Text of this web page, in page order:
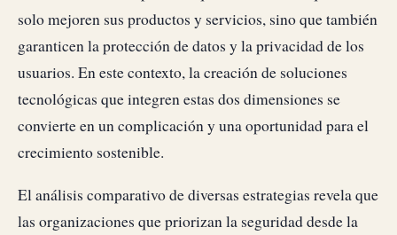
solo mejoren sus productos y servicios, sino que también
garanticen la protección de datos y la privacidad de los
usuarios. En este contexto, la creación de soluciones
tecnológicas que integren estas dos dimensiones se
convierte en un complicación y una oportunidad para el
crecimiento sostenible.
El análisis comparativo de diversas estrategias revela que
las organizaciones que priorizan la seguridad desde la